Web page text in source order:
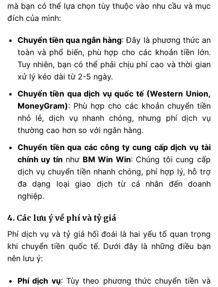
mà bạn có thể lựa chọn tùy thuộc vào nhu cầu và mục
đích của mình:
Chuyển tiền qua ngân hàng: Đây là phương thức an
toàn và phổ biến, phù hợp cho các khoản tiền lớn.
Tuy nhiên, bạn có thể phải chịu phí cao và thời gian
xử lý kéo dài từ 2-5 ngày.
Chuyển tiền qua dịch vụ quốc tế (Western Union,
MoneyGram): Phù hợp cho các khoản chuyển tiền
nhỏ lẻ, dịch vụ nhanh chóng, nhưng phí dịch vụ
thường cao hơn so với ngân hàng.
Chuyển tiền qua các công ty cung cấp dịch vụ tài
chính uy tín như BM Win Win: Chúng tôi cung cấp
dịch vụ chuyển tiền nhanh chóng, phí hợp lý, hỗ trợ
đa dạng loại giao dịch từ cá nhân đến doanh
nghiệp.
4. Các lưu ý về phí và tỷ giá
Phí dịch vụ và tỷ giá hối đoái là hai yếu tố quan trọng
khi chuyển tiền quốc tế. Dưới đây là những điều bạn
nên lưu ý:
Phí dịch vụ: Tùy theo phương thức chuyển tiền và